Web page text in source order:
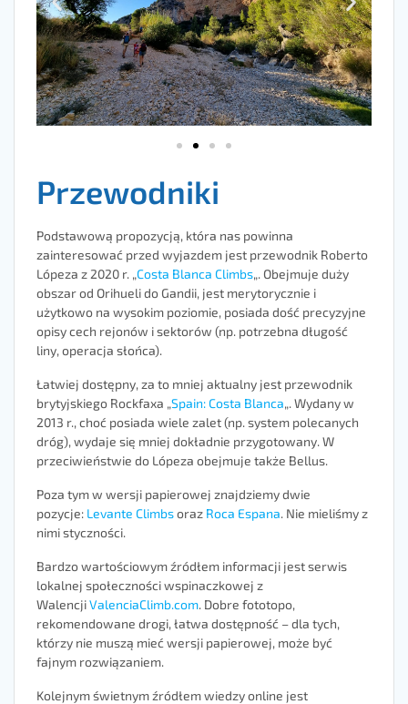
Przewodniki
Podstawową propozycją, która nas powinna
zainteresować przed wyjazdem jest przewodnik Roberto
Lópeza z 2020 r. „Costa Blanca Climbs„. Obejmuje duży
obszar od Orihueli do Gandii, jest merytorycznie i
użytkowo na wysokim poziomie, posiada dość precyzyjne
opisy cech rejonów i sektorów (np. potrzebna długość
liny, operacja słońca).
Łatwiej dostępny, za to mniej aktualny jest przewodnik
brytyjskiego Rockfaxa „Spain: Costa Blanca„. Wydany w
2013 r., choć posiada wiele zalet (np. system polecanych
dróg), wydaje się mniej dokładnie przygotowany. W
przeciwieństwie do Lópeza obejmuje także Bellus.
Poza tym w wersji papierowej znajdziemy dwie
pozycje: Levante Climbsoraz Roca Espana. Nie mieliśmy z
nimi styczności.
Bardzo wartościowym źródłem informacji jest serwis
lokalnej społeczności wspinaczkowej z
WalencjiValenciaClimb.com. Dobre fototopo,
rekomendowane drogi, łatwa dostępność – dla tych,
którzy nie muszą mieć wersji papierowej, może być
fajnym rozwiązaniem.
Kolejnym świetnym źródłem wiedzy online jest